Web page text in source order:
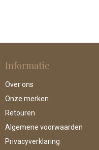
Informatie
Over ons
Onze merken
Retouren
Algemene voorwaarden
Privacyverklaring